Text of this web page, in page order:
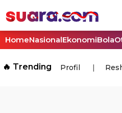
HomeNasionalEkonomiBola
🔥 Trending Profil